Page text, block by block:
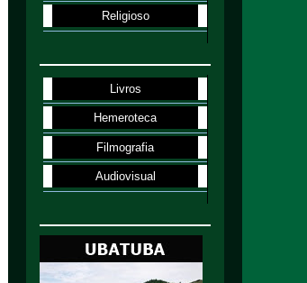
Religioso
Livros
Hemeroteca
Filmografia
Audiovisual